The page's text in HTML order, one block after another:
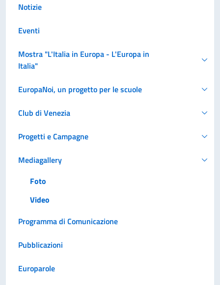
Notizie
Eventi
Mostra "L'Italia in Europa - L'Europa in
Italia"
EuropaNoi, un progetto per le scuole
Club di Venezia
Progetti e Campagne
Mediagallery
Foto
Video
Programma di Comunicazione
Pubblicazioni
Europarole